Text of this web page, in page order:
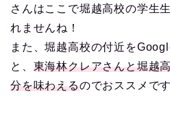
さんはここで堀越高校の学生
れませんね！
また、堀越高校の付近を
と、 東海林クレアさんと堀越
分を味わえるのでおススメです